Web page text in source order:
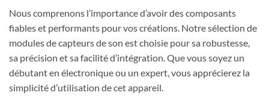
Nous comprenons l’importance d’avoir des composants
fiables et performants pour vos créations. Notre sélection de
modules de capteurs de son est choisie pour sa robustesse,
sa précision et sa facilité d’intégration. Que vous soyez un
débutant en électronique ou un expert, vous apprécierez la
simplicité d’utilisation de cet appareil.